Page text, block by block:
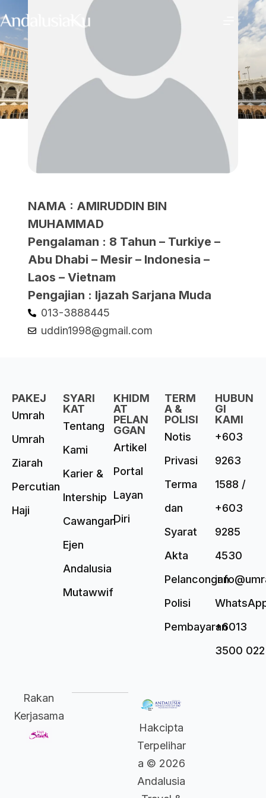
NAMA : AMIRUDDIN BIN
MUHAMMAD
Pengalaman : 8 Tahun – Turkiye –
Abu Dhabi – Mesir – Indonesia –
Laos – Vietnam
Pengajian : Ijazah Sarjana Muda
013-3888445
uddin1998@gmail.com
PAKEJ
Umrah
Umrah
Ziarah
Percutian
Haji
SYARI
KAT
Tentang
Kami
Karier &
Intership
Cawangan
Ejen
Andalusia
Mutawwif
KHIDM
AT
PELAN
GGAN
Artikel
Portal
Layan
Diri
TERM
A &
POLISI
Notis
Privasi
Terma
dan
Syarat
Akta
Pelancongan
Polisi
Pembayaran
HUBUN
GI
KAMI
+603
9263
1588 /
+603
9285
4530
+6013
3500 022
Rakan
Kerjasama
Hakcipta
Terpelihar
a © 2026
Andalusia